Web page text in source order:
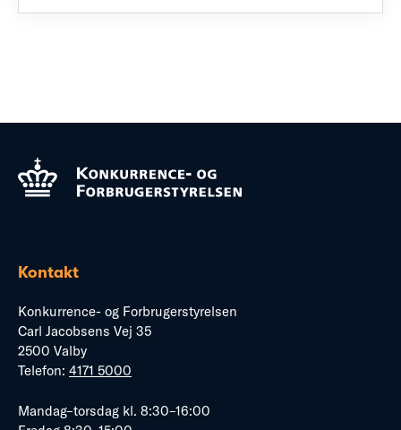
Kontakt
Konkurrence- og Forbrugerstyrelsen
Carl Jacobsens Vej 35
2500 Valby
Telefon: 4171 5000
Mandag–torsdag kl. 8:30–16:00